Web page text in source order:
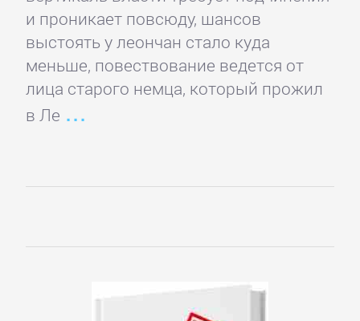
и проникает повсюду, шансов
выстоять у леончан стало куда
меньше, повествование ведется от
лица старого немца, который прожил
в Ле
Зарубежная
прикладная
и
научно-